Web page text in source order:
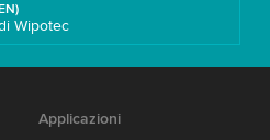
Wipotec
Applicazioni